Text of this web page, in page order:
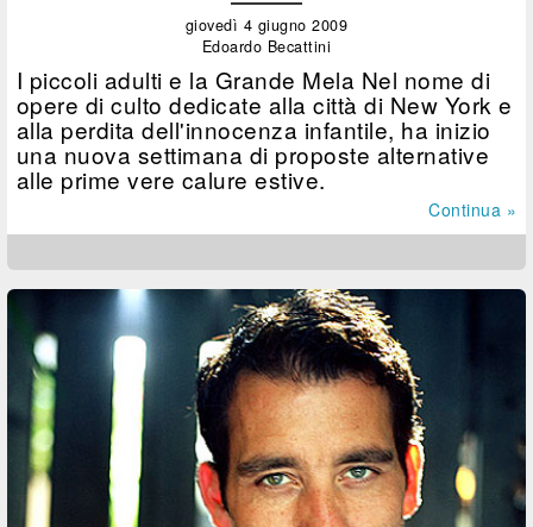
giovedì 4 giugno 2009
Edoardo Becattini
I piccoli adulti e la Grande Mela Nel nome di
opere di culto dedicate alla città di New York e
alla perdita dell'innocenza infantile, ha inizio
una nuova settimana di proposte alternative
alle prime vere calure estive.
Continua »